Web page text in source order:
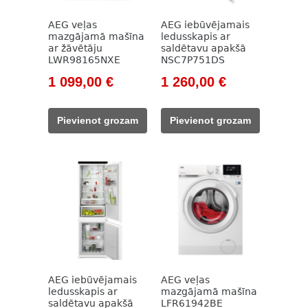
AEG veļas
mazgājamā mašīna
ar žāvētāju
LWR98165NXE
Original
was:
1
1 099,00 €Current
1
Pievienot grozam
AEG iebūvējamais
ledusskapis ar
saldētavu apakšā
NSC7P751DS
Original
was:
1
1 260,00 €Current
1
Pievienot grozam
AEG iebūvējamais
ledusskapis ar
saldētavu apakšā
AEG veļas
mazgājamā mašīna
LFR61942BE